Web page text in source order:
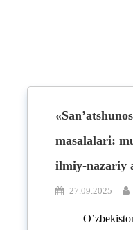
masalalari:
ilmiy-nazariy
27.09.2025